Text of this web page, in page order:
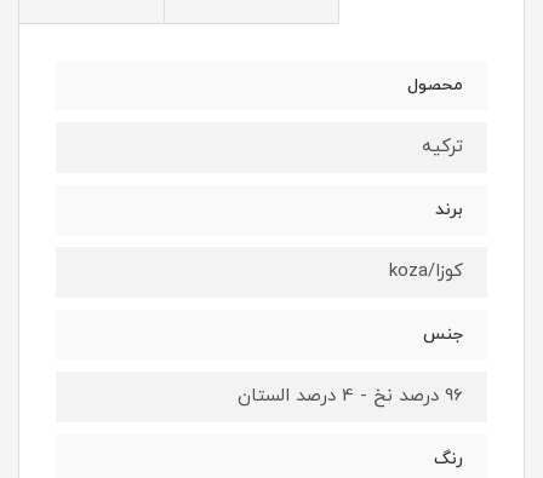
محصول
ترکیه
برند
کوزا/koza
جنس
96 درصد نخ - 4 درصد الستان
رنگ